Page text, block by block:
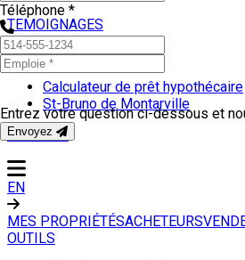
TEMOIGNAGES
OUTILS
Calculateur de prêt hypothécaire
St-Bruno de Montarville
CONTACT
EN
MES PROPRIÉTÉSACHETEURS
OUTILS
Téléphone *
Entrez votre question ci-dessous et
Envoyez